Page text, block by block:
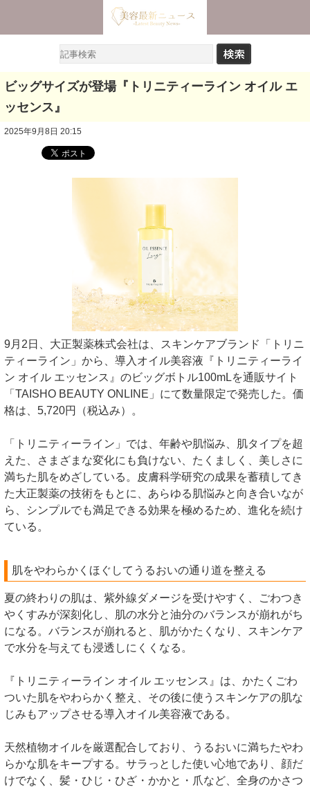
ビッグサイズが登場『トリニティーライン オイル エ
ッセンス』
2025年9月8日 20:15
9月2日、大正製薬株式会社は、スキンケアブランド「トリニ
ティーライン」から、導入オイル美容液『トリニティーライ
ン オイル エッセンス』のビッグボトル100mLを通販サイト
「TAISHO BEAUTY ONLINE」にて数量限定で発売した。価
格は、5,720円（税込み）。
「トリニティーライン」では、年齢や肌悩み、肌タイプを超
えた、さまざまな変化にも負けない、たくましく、美しさに
満ちた肌をめざしている。皮膚科学研究の成果を蓄積してき
た大正製薬の技術をもとに、あらゆる肌悩みと向き合いなが
ら、シンプルでも満足できる効果を極めるため、進化を続け
ている。
肌をやわらかくほぐしてうるおいの通り道を整える
夏の終わりの肌は、紫外線ダメージを受けやすく、ごわつき
やくすみが深刻化し、肌の水分と油分のバランスが崩れがち
になる。バランスが崩れると、肌がかたくなり、スキンケア
で水分を与えても浸透しにくくなる。
『トリニティーライン オイル エッセンス』は、かたくごわ
ついた肌をやわらかく整え、その後に使うスキンケアの肌な
じみもアップさせる導入オイル美容液である。
天然植物オイルを厳選配合しており、うるおいに満ちたやわ
らかな肌をキープする。サラっとした使い心地であり、顔だ
けでなく、髪・ひじ・ひざ・かかと・爪など、全身のかさつ